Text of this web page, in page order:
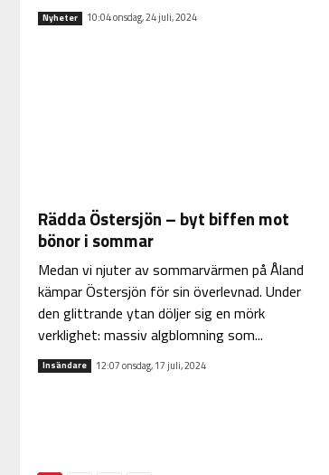
Nyheter 10:04 onsdag, 24 juli, 2024
Rädda Östersjön – byt biffen mot
bönor i sommar
Medan vi njuter av sommarvärmen på Åland
kämpar Östersjön för sin överlevnad. Under
den glittrande ytan döljer sig en mörk
verklighet: massiv algblomning som...
Insändare 12:07 onsdag, 17 juli, 2024